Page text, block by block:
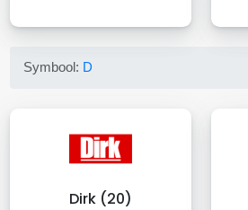
Symbool: D
Dirk (20)